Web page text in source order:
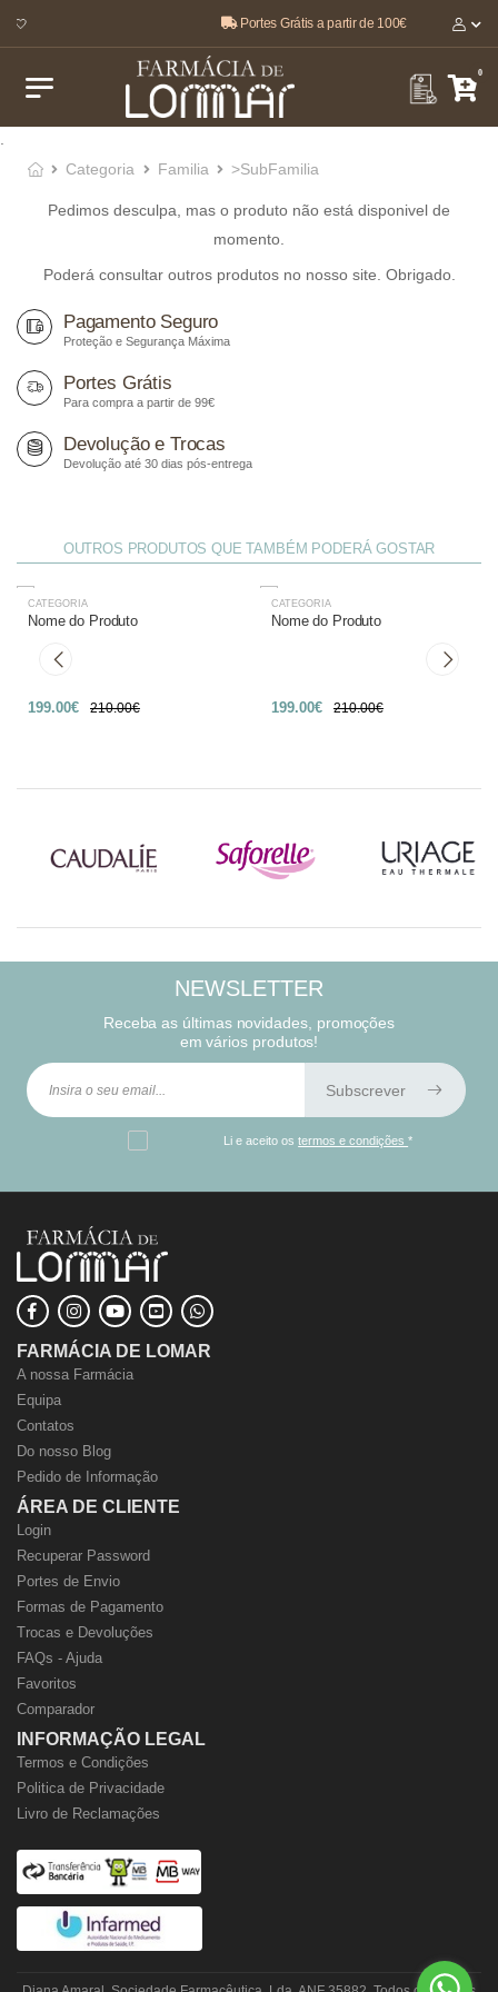
🤍 Portes Grátis a partir de 100€
0
Categoria
Familia >SubFamilia
Pedimos desculpa, mas o produto não está disponivel de
momento.
Poderá consultar outros produtos no nosso site. Obrigado.
Pagamento Seguro
Proteção e Segurança Máxima
Portes Grátis
Para compra a partir de 99€
Devolução e Trocas
Devolução até 30 dias pós-entrega
OUTROS PRODUTOS QUE TAMBÉM PODERÁ GOSTAR
-27%
CATEGORIA
Nome do Produto
199.00€ 210.00€
-27%
CATEGORIA
Nome do Produto
199.00€ 210.00€
NEWSLETTER
Receba as últimas novidades, promoções
em vários produtos!
Subscrever
Li e aceito ostermos e condições*
FARMÁCIA DE LOMAR
A nossa Farmácia
Equipa
Contatos
Do nosso Blog
Pedido de Informação
ÁREA DE CLIENTE
Login
Recuperar Password
Portes de Envio
Formas de Pagamento
Trocas e Devoluções
FAQs - Ajuda
Favoritos
Comparador
INFORMAÇÃO LEGAL
Termos e Condições
Politica de Privacidade
Livro de Reclamações